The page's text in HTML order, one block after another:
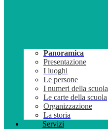
Panoramica
Presentazione
I luoghi
Le persone
I numeri della scuola
Le carte della scuola
Organizzazione
La storia
Servizi